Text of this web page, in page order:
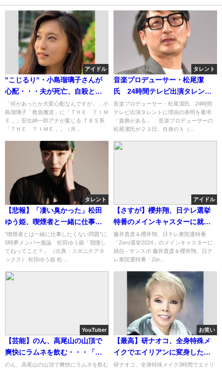
アイドル
"こじるり"・小島瑠璃子さんが
心配・・・夫が死亡、自殺とみ
られる
「何があったか大変心配なんですが」…小
島瑠璃子「救急搬送」に「ＴＨＥ ＴＩＭ
Ｅ，」安住紳一郎アナが案じる ＴＢＳ系
「ＴＨＥ ＴＩＭＥ，」（月...
タレント
音楽プロデューサー・松尾潔
氏 24時間テレビ出演タレント
に「出るというならその理由を
表明する責務がある」「もう止
めどき」
音楽プロデューサー・松尾潔氏 24時間
テレビ出演タレントに理由の表明を要求
「責務がある」 音楽プロデューサーの
松尾潔氏が２３日、自身のＸ（...
タレント
【悲報】「凄い臭かった」松田
ゆう姫、喫煙者と一緒に仕事し
たくない・・・
“喫煙者とは一緒に仕事したくない問題”に
5時夢メンバー激論 松田ゆう姫「我慢し
てねってこと？」 （出典：スポニチアネ
ックス） 松田ゆう姫 松...
アイドル
【さすが】櫻井翔、日テレ選挙
特番のメインキャスターに就
任！！！！！
藤井貴彦＆櫻井翔、日テレ衆院選特番
「Zero選挙2024」のメインキャスターに
就任 - サンスポ 藤井貴彦＆櫻井翔、日テ
レ衆院選特番「Zer...
YouTuber
【芸能】のん、高尾山の山頂で
爽快にラムネを飲む・・・「い
い汗かいてる」
のん、高尾山の山頂で爽快にラムネを飲む
お笑い
【最高】研ナオコ、全身特殊メ
イクでエイリアンに変身した結
果…「ずっとこのままでいた
研ナオコ、全身特殊メイク3時間でエイリ